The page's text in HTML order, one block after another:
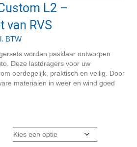
L2 –
van RVS
BTW
worden pasklaar ontworpen
Deze lastdragers voor uw
oerdegelijk, praktisch en veilig. Door
materialen in weer en wind goed